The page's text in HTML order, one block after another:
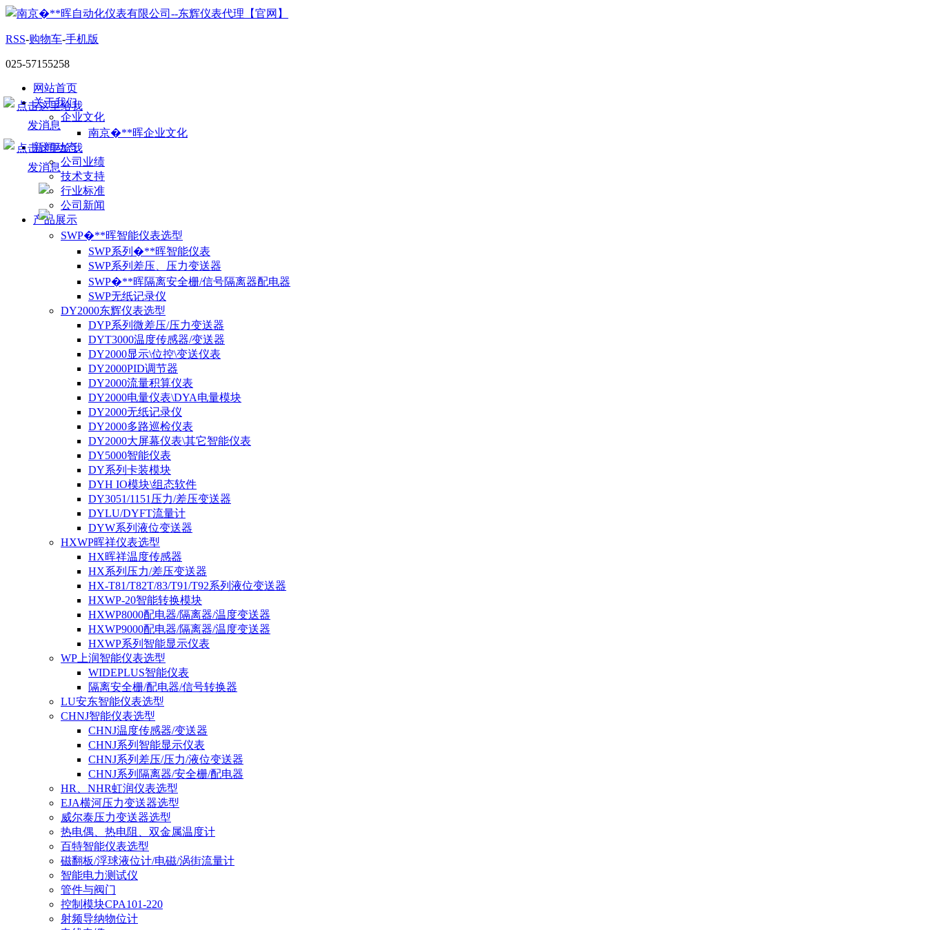
RSS-购物车-手机版
025-57155258
网站首页
关于我们
企业文化
南京�**晖企业文化
新闻动态
公司业绩
技术支持
行业标准
公司新闻
产品展示
SWP�**晖智能仪表选型
SWP系列�**晖智能仪表
SWP系列差压、压力变送器
SWP�**晖隔离安全栅/信号隔离器配电器
SWP无纸记录仪
DY2000东辉仪表选型
DYP系列微差压/压力变送器
DYT3000温度传感器/变送器
DY2000显示\位控\变送仪表
DY2000PID调节器
DY2000流量积算仪表
DY2000电量仪表\DYA电量模块
DY2000无纸记录仪
DY2000多路巡检仪表
DY2000大屏幕仪表\其它智能仪表
DY5000智能仪表
DY系列卡装模块
DYH IO模块\组态软件
DY3051/1151压力/差压变送器
DYLU/DYFT流量计
DYW系列液位变送器
HXWP晖祥仪表选型
HX晖祥温度传感器
HX系列压力/差压变送器
HX-T81/T82T/83/T91/T92系列液位变送器
HXWP-20智能转换模块
HXWP8000配电器/隔离器/温度变送器
HXWP9000配电器/隔离器/温度变送器
HXWP系列智能显示仪表
WP上润智能仪表选型
WIDEPLUS智能仪表
隔离安全栅/配电器/信号转换器
LU安东智能仪表选型
CHNJ智能仪表选型
CHNJ温度传感器/变送器
CHNJ系列智能显示仪表
CHNJ系列差压/压力/液位变送器
CHNJ系列隔离器/安全栅/配电器
HR、NHR虹润仪表选型
EJA横河压力变送器选型
威尔泰压力变送器选型
热电偶、热电阻、双金属温度计
百特智能仪表选型
磁翻板/浮球液位计/电磁/涡街流量计
智能电力测试仪
管件与阀门
控制模块CPA101-220
射频导纳物位计